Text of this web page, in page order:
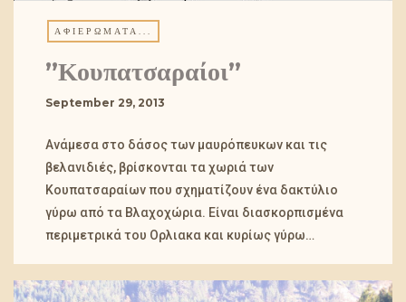
ΑΦΙΕΡΏΜΑΤΑ...
”Κουπατσαραίοι”
September 29, 2013
Ανάμεσα στο δάσος των μαυρόπευκων και τις
βελανιδιές, βρίσκονται τα χωριά των
Κουπατσαραίων που σχηματίζουν ένα δακτύλιο
γύρω από τα Βλαχοχώρια. Είναι διασκορπισμένα
περιμετρικά του Ορλιακα και κυρίως γύρω…